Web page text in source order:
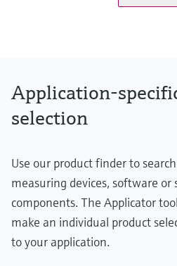
Monel
钽
过程膜片的材质
金-铑
传感器
10 mbar...40 bar
(0.4 inH2O...600 psi)
Application-
selection
Use our product finder to
measuring devices, software or
components. The Applicator
make an individual product
to your application.